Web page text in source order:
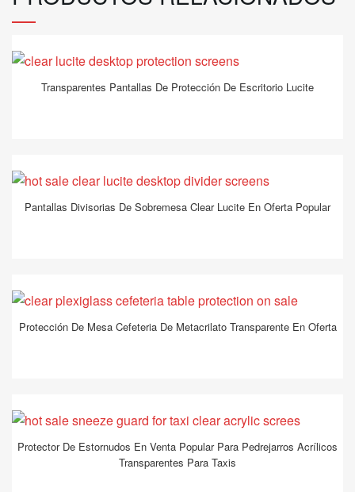
Transparentes Pantallas De Protección De Escritorio Lucite
Pantallas Divisorias De Sobremesa Clear Lucite En Oferta Popular
Protección De Mesa Cefeteria De Metacrilato Transparente En Oferta
Protector De Estornudos En Venta Popular Para Pedrejarros Acrílicos
Transparentes Para Taxis